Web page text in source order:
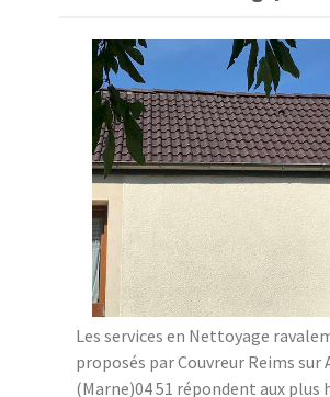
Les services en Nettoyage
proposés par Couvreur Reims sur
(Marne)04 51 répondent aux plus